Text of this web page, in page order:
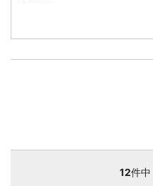
12件中